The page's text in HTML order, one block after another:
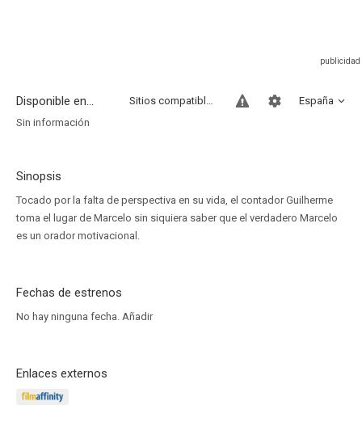
Disponible en... España
Sitios compatibles
Sin información
Sinopsis
Tocado por la falta de perspectiva en su vida, el contador Guilherme
toma el lugar de Marcelo sin siquiera saber que el verdadero Marcelo
es un orador motivacional.
Fechas de estrenos
No hay ninguna fecha. Añadir
Enlaces externos